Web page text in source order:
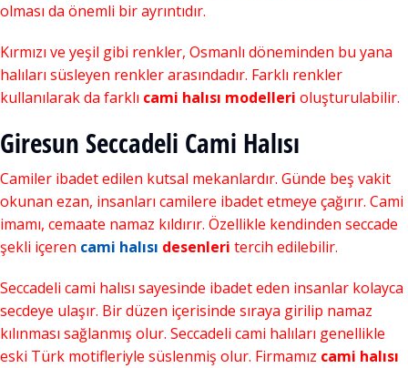
olması da önemli bir ayrıntıdır.
Kırmızı ve yeşil gibi renkler, Osmanlı döneminden bu yana
halıları süsleyen renkler arasındadır. Farklı renkler
kullanılarak da farklı cami halısı modelleri oluşturulabilir.
Giresun Seccadeli Cami Halısı
Camiler ibadet edilen kutsal mekanlardır. Günde beş vakit
okunan ezan, insanları camilere ibadet etmeye çağırır. Cami
imamı, cemaate namaz kıldırır. Özellikle kendinden seccade
şekli içeren cami halısı desenleri tercih edilebilir.
Seccadeli cami halısı sayesinde ibadet eden insanlar kolayca
secdeye ulaşır. Bir düzen içerisinde sıraya girilip namaz
kılınması sağlanmış olur. Seccadeli cami halıları genellikle
eski Türk motifleriyle süslenmiş olur. Firmamız cami halısı